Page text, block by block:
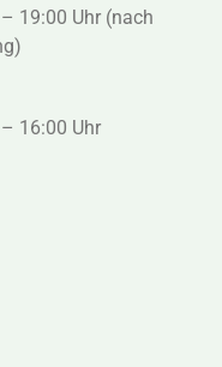
19:00 Uhr (nach
16:00 Uhr